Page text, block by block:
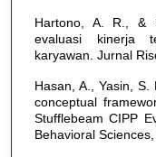
Hartono, A. R., &
evaluasi kinerja
karyawan. Jurnal
Hasan, A., Yasin,
conceptual
Stufflebeam CIPP
Behavioral